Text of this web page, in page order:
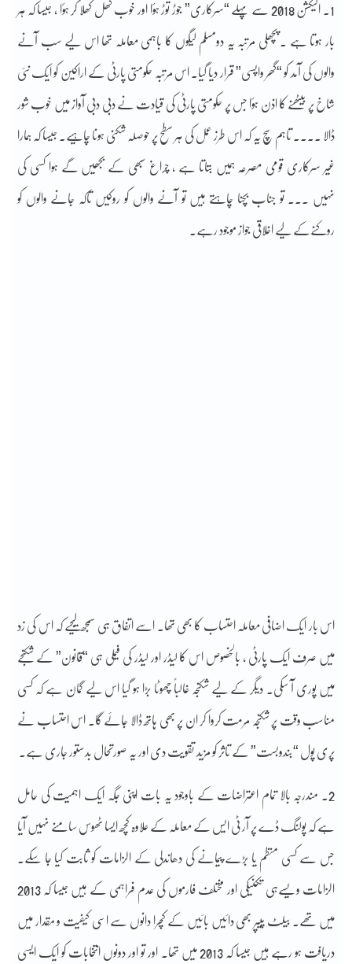
1۔ الیکشن 2018 سے پہلے “سرکاری” جوڑ توڑ ہؤا اور خوب کھل کھلا کر ہؤا ، جیسا کہ ہر
بار ہوتا ہے ۔ پچھلی مرتبہ یہ دومسلم لیگوں کا باہمی معاملہ تھا اس لیے سب آنے
والوں کی آمد کو “گھر واپسی” قرار دیا گیا۔ اس مرتبہ حکومتی پارٹی کے اراکین کو ایک نئی
شاخ پر بیٹھنے کا اذن ہؤا جس پر حکومتی پارٹی کی قیادت نے دبی دبی آواز میں خوب شور
ڈالا ۔۔۔۔ تاہم سچ یہ کہ اس طرز عمل کی ہر سطح پر حوصلہ شکنی ہونا چاہیے۔ جیسا کہ ہمارا
غیر سرکاری قومی مصرعہ ہمیں بتاتا ہے ، چراغ سبھی کے بجھیں گے ہوا کسی کی
نہیں ۔۔۔ تو جناب بچنا چاہتے ہیں تو آنے والوں کو روکیں تاکہ جانے والوں کو
روکنےکے لیے اخلاقی جواز موجود رہے۔
اس بار ایک اضافی معاملہ احتساب کا بھی تھا۔ اسے اتفاق ہی سمجھ لیجیے کہ اس کی زد
میں صرف ایک پارٹی ، بالخصوص اس کا لیڈر اور لیڈر کی فیملی ہی “قانون” کے شکنجے
میں پوری آ سکی۔ دیگر کے لیے شکنجہ غالباً چھوٹا بڑا ہو گیا اس لیے گمان ہے کہ کسی
مناسب وقت پر شکنجہ مرمت کروا کر ان پر بھی ہاتھ ڈالا جائے گا۔ اس احتساب نے
پری پول “بندوبست” کے تاثر کو مزید تقویت دی اور یہ صورتحال بدستور جاری ہے۔
2۔ مندرجہ بالا تمام اعتراضات کے باوجود یہ بات اپنی جگہ ایک اہمیت کی حامل
ہے کہ پولنگ ڈے پر آر ٹی ایس کے معاملہ کے علاوہ کچھ ایسا ٹھوس سامنے نہیں آیا
جس سے کسی منظم یا بڑے پیمانے کی دھاندلی کے الزامات کو ثابت کیا جا سکے۔
الزامات ویسےہی تکنیکی اور مختلف فارموں کی عدم فراہمی کے ہیں جیسا کہ 2013
میں تھے۔ بیلٹ پیپر بھی دائیں بائیں کے کچرا دانوں سے اسی کیفیت و مقدار میں
دریافت ہو رہے ہیں جیسا کہ 2013 میں تھا۔ اور تو اور دونوں انتخابات کو ایک ایسی